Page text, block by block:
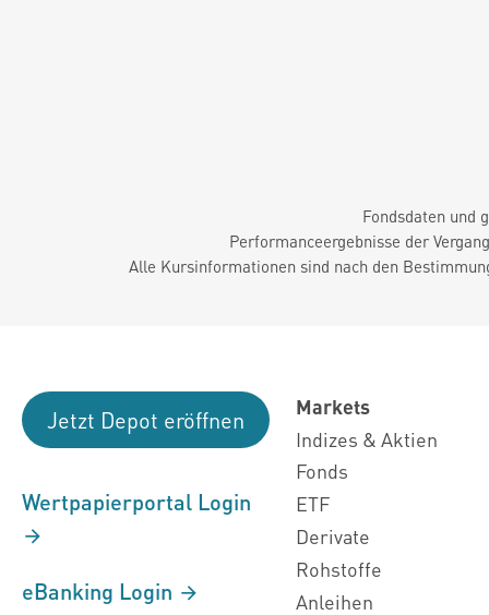
Fondsdaten und
Performanceergebnisse der
Alle Kursinformationen sind nach den
Jetzt Depot eröffnen
Wertpapierportal Login
eBanking Login
Markets
Indizes & Aktien
Fonds
ETF
Derivate
Rohstoffe
Anleihen